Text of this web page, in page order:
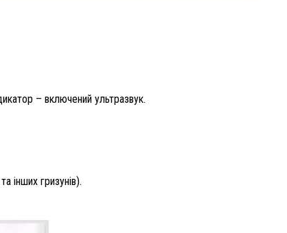
– включений ультразвук.
інших гризунів).